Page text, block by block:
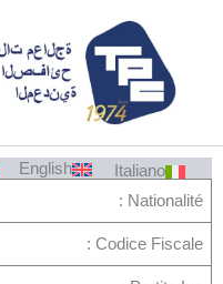
المحتوى
Italiano
English
Nationalité :
Codice Fiscale :